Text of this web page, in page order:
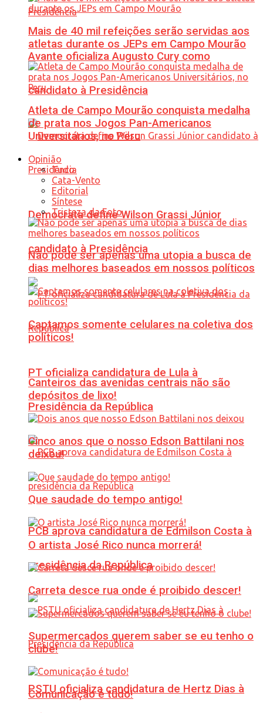
Avante oficializa Augusto Cury como
candidato à Presidência
Democrata define Wilson Grassi Júnior
candidato à Presidência
PT oficializa candidatura de Lula à
Presidência da República
PCB aprova candidatura de Edmilson Costa à
presidência da República
PSTU oficializa candidatura de Hertz Dias à
Mais de 40 mil refeições serão servidas aos
atletas durante os JEPs em Campo Mourão
Atleta de Campo Mourão conquista medalha
de prata nos Jogos Pan-Americanos
Universitários, no Peru
Opinião
Tudo
Cata-Vento
Editorial
Síntese
Tristeza da Foto
Não pode ser apenas uma utopia a busca de
dias melhores baseados em nossos políticos
Captamos somente celulares na coletiva dos
políticos!
Canteiros das avenidas centrais não são
depósitos de lixo!
Cinco anos que o nosso Edson Battilani nos
deixou!
Que saudade do tempo antigo!
O artista José Rico nunca morrerá!
Carreta desce rua onde é proibido descer!
Supermercados querem saber se eu tenho o
clube!
Comunicação é tudo!